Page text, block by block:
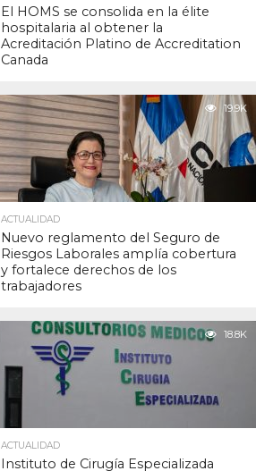
El HOMS se consolida en la élite
hospitalaria al obtener la
Acreditación Platino de Accreditation
Canada
19.9K
ACTUALIDAD
Nuevo reglamento del Seguro de
Riesgos Laborales amplía cobertura
y fortalece derechos de los
trabajadores
18.8K
ACTUALIDAD
Instituto de Cirugía Especializada